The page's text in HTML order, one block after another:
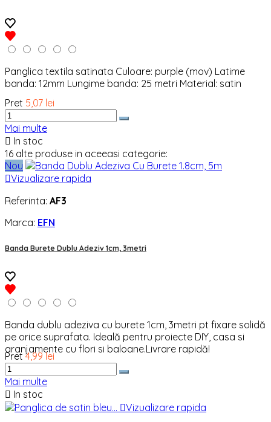
Panglica textila satinata Culoare: purple (mov) Latime
banda: 12mm Lungime banda: 25 metri Material: satin
Pret 5,07 lei
Mai multe
 In stoc
16 alte produse in aceeasi categorie:
Nou
Vizualizare rapida
Referinta: AF3
Marca: EFN
Banda Burete Dublu Adeziv 1cm, 3metri
Banda dublu adeziva cu burete 1cm, 3metri pt fixare solidă
pe orice suprafata. Ideală pentru proiecte DIY, casa si
aranjamente cu flori si baloane.Livrare rapidă!
Pret 4,99 lei
Mai multe
 In stoc
Vizualizare rapida